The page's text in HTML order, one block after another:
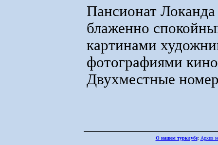
Пансионат
блаженно
картинами
фотографиями
Двухместные
О нашем турклубе: Архив